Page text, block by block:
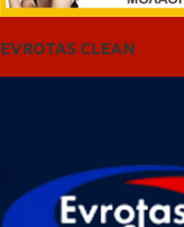
EVROTAS CLEAN